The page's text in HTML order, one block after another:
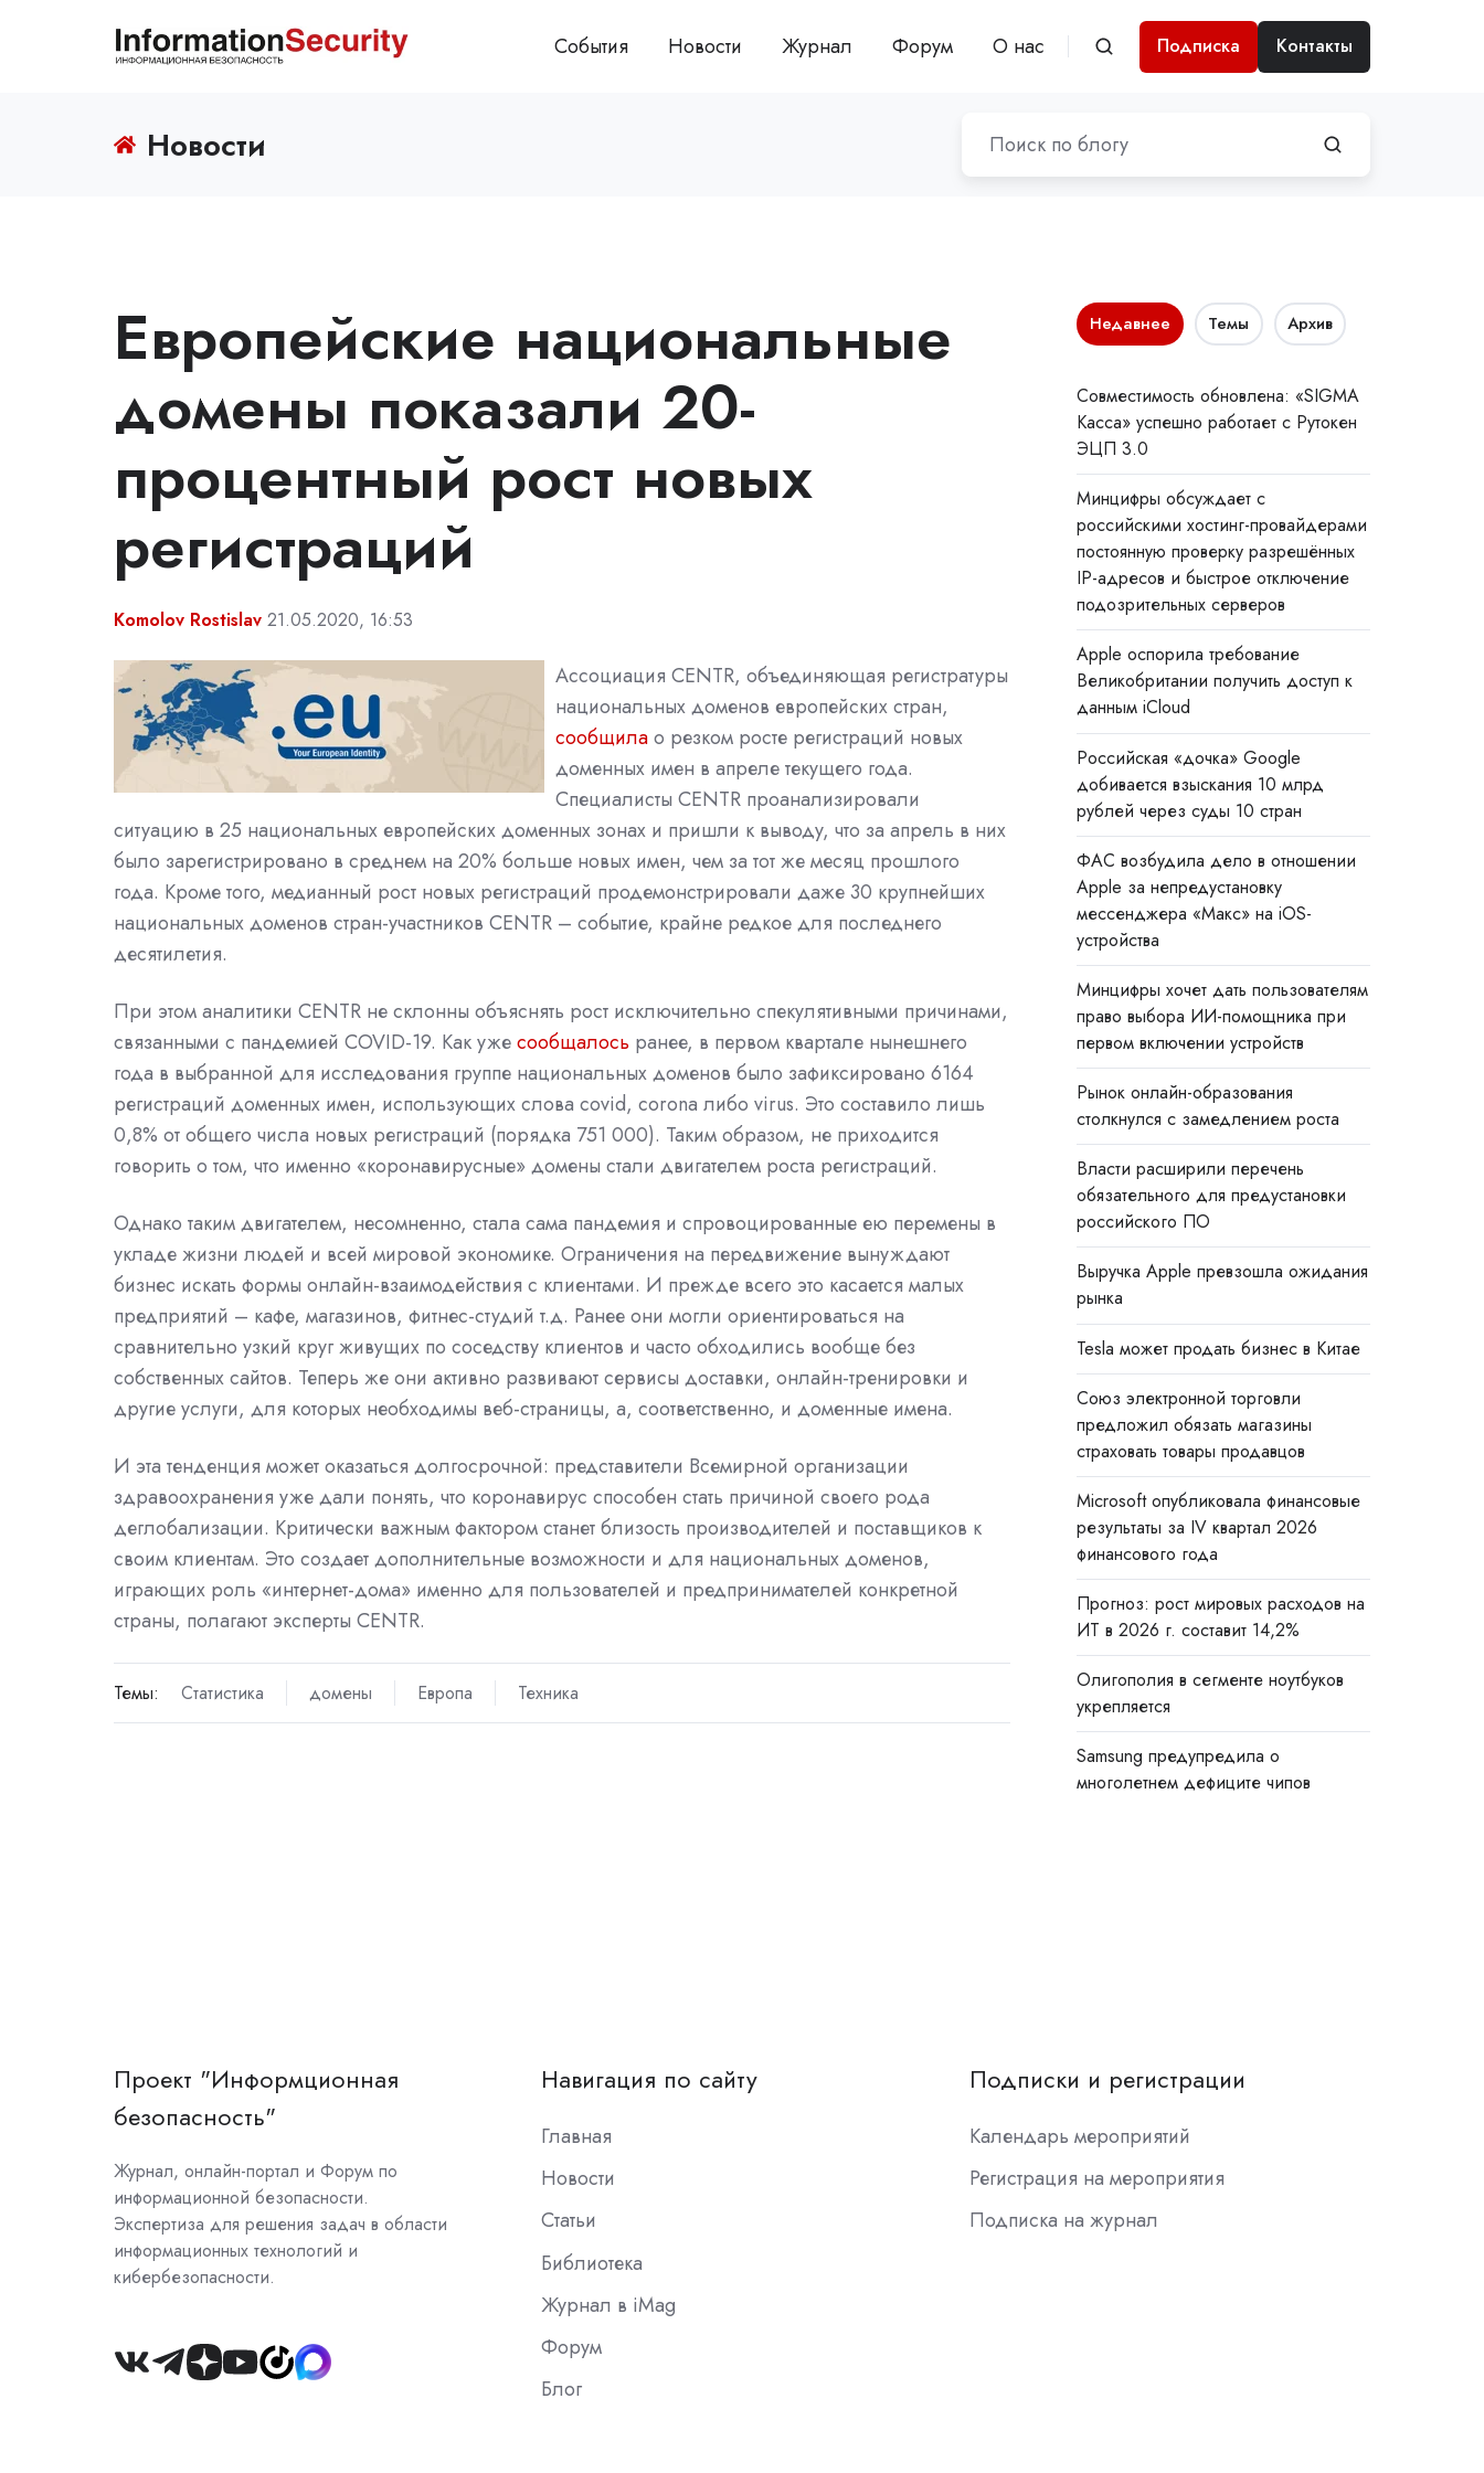
События Новости Журнал Форум О нас Подписка Контакты
Новости
Европейские национальные
домены показали 20-
процентный рост новых
регистраций
Komolov Rostislav 21.05.2020, 16:53
Ассоциация CENTR, объединяющая регистратуры
национальных доменов европейских стран,
сообщилао резком росте регистраций новых
доменных имен в апреле текущего года.
Специалисты CENTR проанализировали
ситуацию в 25 национальных европейских доменных зонах и пришли к выводу, что за апрель в них
было зарегистрировано в среднем на 20% больше новых имен, чем за тот же месяц прошлого
года. Кроме того, медианный рост новых регистраций продемонстрировали даже 30 крупнейших
национальных доменов стран-участников CENTR – событие, крайне редкое для последнего
десятилетия.
При этом аналитики CENTR не склонны объяснять рост исключительно спекулятивными причинами,
связанными с пандемией COVID-19. Как ужесообщалось ранее, в первом квартале нынешнего
года в выбранной для исследования группе национальных доменов было зафиксировано 6164
регистраций доменных имен, использующих слова covid, corona либо virus. Это составило лишь
0,8% от общего числа новых регистраций (порядка 751 000). Таким образом, не приходится
говорить о том, что именно «коронавирусные» домены стали двигателем роста регистраций.
Однако таким двигателем, несомненно, стала сама пандемия и спровоцированные ею перемены в
укладе жизни людей и всей мировой экономике. Ограничения на передвижение вынуждают
бизнес искать формы онлайн-взаимодействия с клиентами. И прежде всего это касается малых
предприятий – кафе, магазинов, фитнес-студий т.д. Ранее они могли ориентироваться на
сравнительно узкий круг живущих по соседству клиентов и часто обходились вообще без
собственных сайтов. Теперь же они активно развивают сервисы доставки, онлайн-тренировки и
другие услуги, для которых необходимы веб-страницы, а, соответственно, и доменные имена.
И эта тенденция может оказаться долгосрочной: представители Всемирной организации
здравоохранения уже дали понять, что коронавирус способен стать причиной своего рода
деглобализации. Критически важным фактором станет близость производителей и поставщиков к
своим клиентам. Это создает дополнительные возможности и для национальных доменов,
играющих роль «интернет-дома» именно для пользователей и предпринимателей конкретной
страны, полагают эксперты CENTR.
Темы: Статистика домены Европа Техника
Недавнее Темы Архив
Совместимость обновлена: «SIGMA
Касса» успешно работает с Рутокен
ЭЦП 3.0
Минцифры обсуждает с
российскими хостинг-провайдерами
постоянную проверку разрешённых
IP-адресов и быстрое отключение
подозрительных серверов
Apple оспорила требование
Великобритании получить доступ к
данным iCloud
Российская «дочка» Google
добивается взыскания 10 млрд
рублей через суды 10 стран
ФАС возбудила дело в отношении
Apple за непредустановку
мессенджера «Макс» на iOS-
устройства
Минцифры хочет дать пользователям
право выбора ИИ-помощника при
первом включении устройств
Рынок онлайн-образования
столкнулся с замедлением роста
Власти расширили перечень
обязательного для предустановки
российского ПО
Выручка Apple превзошла ожидания
рынка
Tesla может продать бизнес в Китае
Союз электронной торговли
предложил обязать магазины
страховать товары продавцов
Microsoft опубликовала финансовые
результаты за IV квартал 2026
финансового года
Прогноз: рост мировых расходов на
ИТ в 2026 г. составит 14,2%
Олигополия в сегменте ноутбуков
укрепляется
Samsung предупредила о
многолетнем дефиците чипов
Проект "Информционная
безопасность"
Журнал, онлайн-портал и Форум по
информационной безопасности.
Экспертиза для решения задач в области
информационных технологий и
кибербезопасности.
Join
Навигация по сайту
Главная
Новости
Статьи
Библиотека
Журнал в iMag
Форум
Блог
Подписки и регистрации
Календарь мероприятий
Регистрация на мероприятия
Подписка на журнал